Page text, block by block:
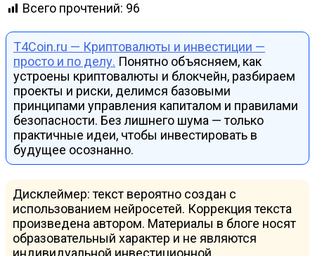
Всего прочтений: 96
T4Coin.ru — Криптовалюты и инвестиции —
просто и по делу. Понятно объясняем, как
устроены криптовалюты и блокчейн, разбираем
проекты и риски, делимся базовыми
принципами управления капиталом и правилами
безопасности. Без лишнего шума — только
практичные идеи, чтобы инвестировать в
будущее осознанно.
Дисклеймер: текст вероятно создан с
использованием нейросетей. Коррекция текста
произведена автором. Материалы в блоге носят
образовательный характер и не являются
индивидуальной инвестиционной